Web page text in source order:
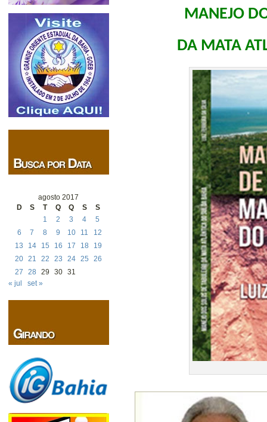
agosto 2017
D
S T Q Q S
S
1
2 3 4
5
6
7 8 9 10 11
12
13
14 15 16 17 18
19
20 21 22 23 24 25
26
27
28 29 30 31
« jul
set »
MANEJO
DA MATA